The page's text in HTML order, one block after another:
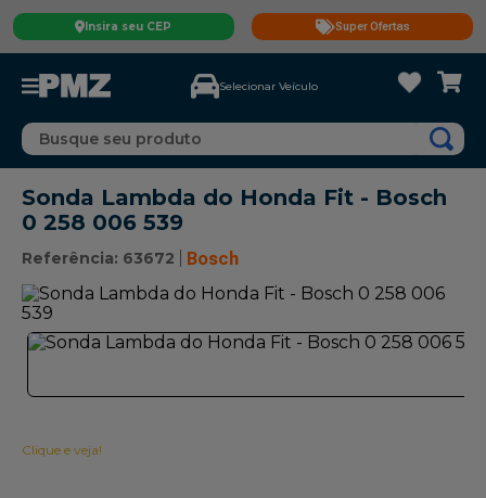
Insira seu CEP Super Ofertas
Selecionar Veículo
Busque seu produto
Sonda Lambda do Honda Fit - Bosch
0 258 006 539
Referência: 63672 Bosch
Clique e veja!